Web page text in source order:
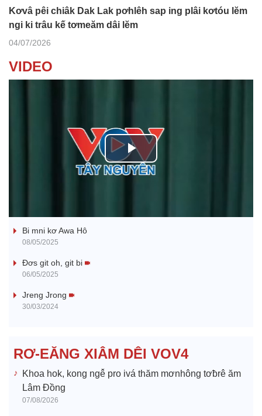
Kơvâ pêi chiâk Dak Lak pơhlêh sap ing plâi kơtóu lĕm
ngi ki trâu kế tơmeăm dâi lĕm
04/07/2026
VIDEO
P
a
e
o
Bi mni kơ Awa Hô
08/05/2025
Đơs git oh, git bi
06/05/2025
Jreng Jrong
30/03/2024
RƠ-EĂNG XIÂM DÊI VOV4
Khoa hok, kong ngê̆ pro ivá thăm mơnhông tơƀrê ăm
Lâm Đồng
07/08/2026